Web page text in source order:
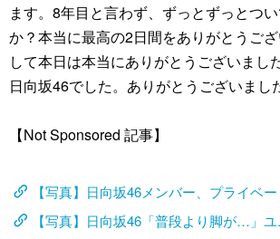
ます。8年目と言わず、ずっとずっとつ
か？本当に最高の2日間をありがとうご
して本日は本当にありがとうございまし
日向坂46でした。ありがとうございまし
【Not Sponsored 記事】
【写真】日向坂46メンバー、プライベ
【写真】日向坂46「普段より脚が…」